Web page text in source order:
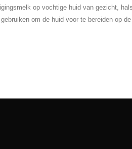
op vochtige huid van gezicht,
om de huid voor te bereiden op